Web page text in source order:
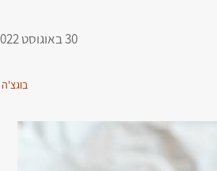
30 באוגוסט 2022
בוגצ'ה